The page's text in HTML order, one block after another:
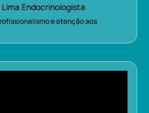
Endocrinologista
e atenção aos